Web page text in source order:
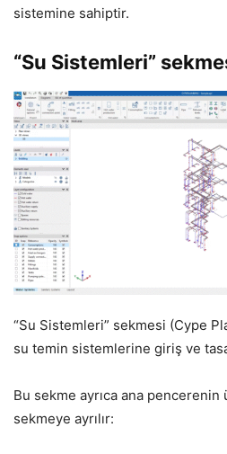
sistemine sahiptir.
“Su Sistemleri”
“Su Sistemleri” sekmesi (Cype
su temin sistemlerine giriş ve
Bu sekme ayrıca ana pencerenin
sekmeye ayrılır: